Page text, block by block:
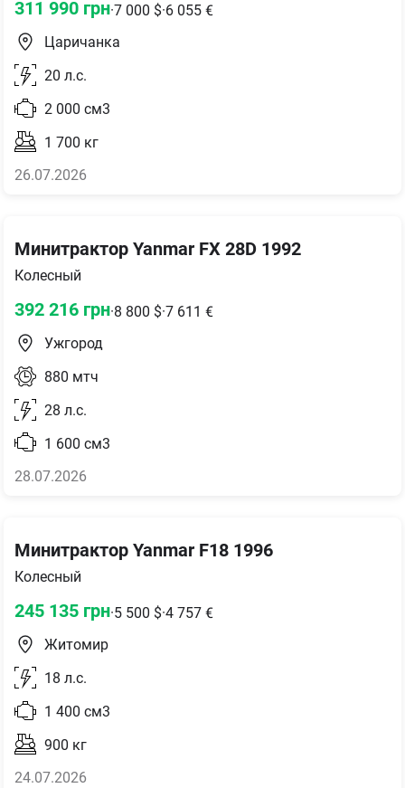
311 990 грн·7 000 $·6 055 €
Царичанка
20 л.с.
2 000 см3
1 700 кг
26.07.2026
Минитрактор Yanmar FX 28D 1992
Колесный
392 216 грн·8 800 $·7 611 €
Ужгород
880 мтч
28 л.с.
1 600 см3
28.07.2026
Минитрактор Yanmar F18 1996
Колесный
245 135 грн·5 500 $·4 757 €
Житомир
18 л.с.
1 400 см3
900 кг
24.07.2026